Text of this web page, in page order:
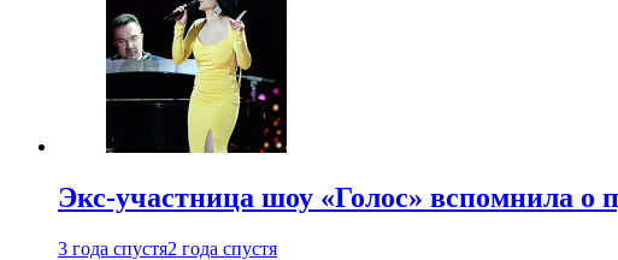
Экс-участница шоу «Голос» вспомнила о
3 года спустя2 года спустя